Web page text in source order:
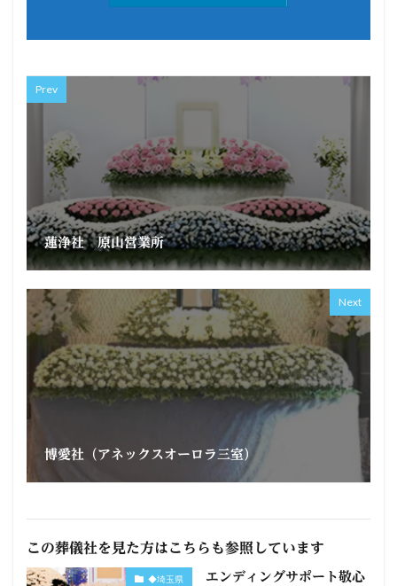
Prev
蓮浄社 原山営業所
Next
博愛社（アネックスオーロラ三室）
この葬儀社を見た方はこちらも参照しています
◆埼玉県 エンディングサポート敬心